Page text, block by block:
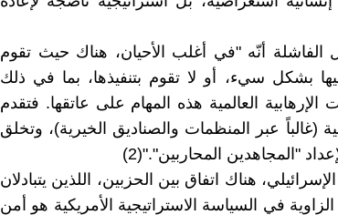
الفاشلة أنّه "في أغلب الأحيان، هناك حيث تقوم
بشكل سيء، أو لا تقوم بتنفيذها، بما في ذلك
الإرهابية العالمية هذه المهام على عاتقها. فتقدم
(غالباً عبر المنظمات والصناديق الخيرية)، وتخلق
"المجاهدين المحاربين"."(2)
هناك اتفاق بين الحزبين، اللذين يتبادلان
في السياسة الاستراتيجية الأمريكية هو أمن